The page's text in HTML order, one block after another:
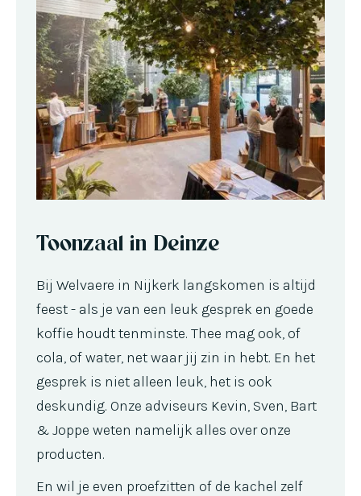
Toonzaal in Deinze
Bij Welvaere in Nijkerk langskomen is altijd
feest - als je van een leuk gesprek en goede
koffie houdt tenminste. Thee mag ook, of
cola, of water, net waar jij zin in hebt. En het
gesprek is niet alleen leuk, het is ook
deskundig. Onze adviseurs Kevin, Sven, Bart
& Joppe weten namelijk alles over onze
producten.
En wil je even proefzitten of de kachel zelf